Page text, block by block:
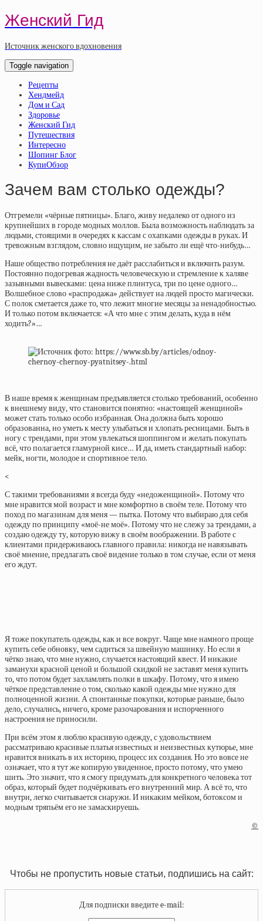
Женский Гид
Источник женского вдохновения
Toggle navigation
Рецепты
Хендмейд
Дом и Сад
Здоровье
Женский Гид
Путешествия
Интересно
Шопинг Блог
КупиОбзор
Зачем вам столько одежды?
Отгремели «чёрные пятницы». Благо, живу недалеко от одного из
крупнейших в городе модных моллов. Была возможность наблюдать за
людьми, стоящими в очередях к кассам с охапками одежды в руках. И
тревожным взглядом, словно ищущим, не забыто ли ещё что-нибудь…
Наше общество потребления не даёт расслабиться и включить разум.
Постоянно подогревая жадность человеческую и стремление к халяве
зазывными вывесками: цена ниже плинтуса, три по цене одного…
Волшебное слово «распродажа» действует на людей просто магически.
С полок сметается даже то, что лежит многие месяцы за ненадобностью.
И только потом включается: «А что мне с этим делать, куда в нём
ходить?»…
В наше время к женщинам предъявляется столько требований, особенно
к внешнему виду, что становится понятно: «настоящей женщиной»
может стать только особо избранная. Она должна быть хорошо
образованна, но уметь к месту улыбаться и хлопать ресницами. Быть в
ногу с трендами, при этом увлекаться шоппингом и желать покупать
всё, что полагается гламурной кисе… И да, иметь стандартный набор:
мейк, ногти, молодое и спортивное тело.
<
С такими требованиями я всегда буду «недоженщиной». Потому что
мне нравится мой возраст и мне комфортно в своём теле. Потому что
поход по магазинам для меня — пытка. Потому что выбираю для себя
одежду по принципу «моё-не моё». Потому что не слежу за трендами, а
создаю одежду ту, которую вижу в своём воображении. В работе с
клиентами придерживаюсь главного правила: никогда не навязывать
своё мнение, предлагать своё видение только в том случае, если от меня
его ждут.
Я тоже покупатель одежды, как и все вокруг. Чаще мне намного проще
купить себе обновку, чем садиться за швейную машинку. Но если я
чётко знаю, что мне нужно, случается настоящий квест. И никакие
заманухи красной ценой и большой скидкой не заставят меня купить
то, что потом будет захламлять полки в шкафу. Потому, что я имею
чёткое представление о том, сколько какой одежды мне нужно для
полноценной жизни. А спонтанные покупки, которые раньше, было
дело, случались, ничего, кроме разочарования и испорченного
настроения не приносили.
При всём этом я люблю красивую одежду, с удовольствием
рассматриваю красивые платья известных и неизвестных кутюрье, мне
нравится вникать в их историю, процесс их создания. Но это вовсе не
означает, что я тут же копирую увиденное, просто потому, что умею
шить. Это значит, что я смогу придумать для конкретного человека тот
образ, который будет подчёркивать его внутренний мир. А всё то, что
внутри, легко считывается снаружи. И никаким мейком, ботоксом и
модным тряпьём его не замаскируешь.
©
Чтобы не пропустить новые статьи, подпишись на сайт:
Для подписки введите e-mail: